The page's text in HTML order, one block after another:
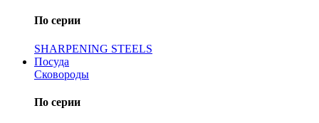
По серии
SHARPENING STEELS
Посуда
Сковороды
По серии